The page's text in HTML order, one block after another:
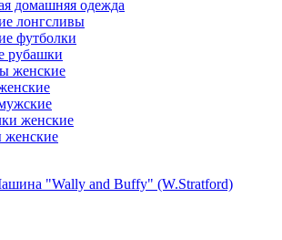
домашняя одежда
лонгсливы
футболки
рубашки
женские
женские
женские
"Wally and Buffy" (W.Stratford)